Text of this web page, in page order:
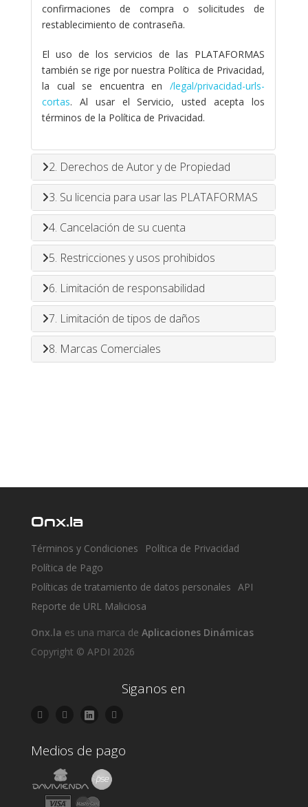
confirmaciones de compra o solicitudes de
restablecimiento de contraseña.
El uso de los servicios de las PLATAFORMAS
también se rige por nuestra Política de Privacidad,
la cual se encuentra en /legal/privacidad-urls-
cortas. Al usar el Servicio, usted acepta los
términos de la Política de Privacidad.
2. Derechos de Autor y de Propiedad
3. Su licencia para usar las PLATAFORMAS
4. Cancelación de su cuenta
5. Restricciones y usos prohibidos
6. Limitación de responsabilidad
7. Limitación de tipos de daños
8. Marcas Comerciales
Onx.la
Términos y Condiciones
Política de Privacidad
Política de Pago
Políticas de tratamiento de datos personales API
Reporte de URL Maliciosa
Onx.la es una marca de Aplicaciones Dinámicas
Copyright © APDI 2026
Siganos en
Medios de pago